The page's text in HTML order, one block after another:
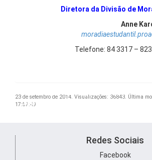
Vila Acadêmica Vingt-Un Rosado - Ala
Vila Acadêmica Vingt-Un Rosado
Vila Vingt-Un Rosado - Ala feminina
Vila Acadêmica Vingt-Un Rosado - Ala
apartamentos
Vila Acadêmica Vingt-Un Rosado - Ala
Vila Acadêmica Vingt-Un Rosado -
Diretora da Divisão de
Anne
Telefone: 84 3317 –
23 de setembro de 2014. Visualizações: 36843. Última
17:57:49
Redes Sociais
Facebook